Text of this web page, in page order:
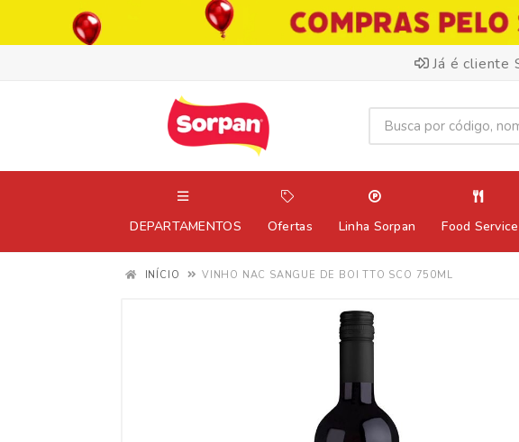
Já é cliente
DEPARTAMENTOS Ofertas Linha Sorpan Food Service
INÍCIO VINHO NAC SANGUE DE BOI TTO SCO 750ML